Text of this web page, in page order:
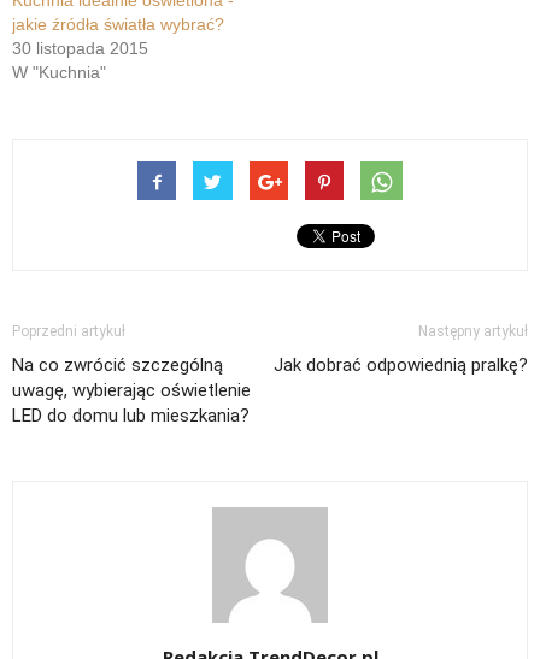
jakie źródła światła wybrać?
30 listopada 2015
W "Kuchnia"
Poprzedni artykuł
Na co zwrócić szczególną
uwagę, wybierając oświetlenie
LED do domu lub mieszkania?
Następny artykuł
Jak dobrać odpowiednią pralkę?